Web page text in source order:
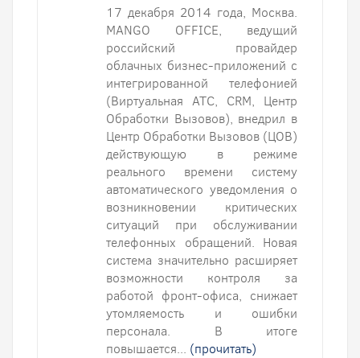
17 декабря 2014 года, Москва.
MANGO OFFICE, ведущий
российский провайдер
облачных бизнес-приложений с
интегрированной телефонией
(Виртуальная АТС, CRM, Центр
Обработки Вызовов), внедрил в
Центр Обработки Вызовов (ЦОВ)
действующую в режиме
реального времени систему
автоматического уведомления о
возникновении критических
ситуаций при обслуживании
телефонных обращений. Новая
система значительно расширяет
возможности контроля за
работой фронт-офиса, снижает
утомляемость и ошибки
персонала. В итоге
повышается... (прочитать)